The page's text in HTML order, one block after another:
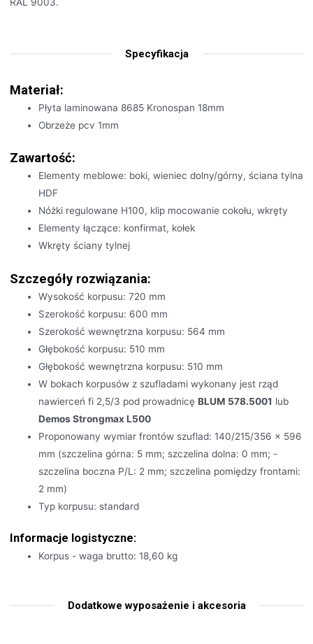
Specyfikacja
Materiał:
Płyta laminowana 8685 Kronospan 18mm
Obrzeże pcv 1mm
Zawartość:
Elementy meblowe: boki, wieniec dolny/górny, ściana tylna
HDF
Nóżki regulowane H100, klip mocowanie cokołu, wkręty
Elementy łączące: konfirmat, kołek
Wkręty ściany tylnej
Szczegóły rozwiązania:
Wysokość korpusu: 720 mm
Szerokość korpusu: 600 mm
Szerokość wewnętrzna korpusu: 564 mm
Głębokość korpusu: 510 mm
Głębokość wewnętrzna korpusu: 510 mm
W bokach korpusów z szufladami wykonany jest rząd
nawierceń fi 2,5/3 pod prowadnicę BLUM 578.5001 lub
Demos Strongmax L500
Proponowany wymiar frontów szuflad: 140/215/356 x 596
mm (szczelina górna: 5 mm; szczelina dolna: 0 mm; -
szczelina boczna P/L: 2 mm; szczelina pomiędzy frontami:
2 mm)
Typ korpusu: standard
Informacje logistyczne:
Korpus - waga brutto: 18,60 kg
Dodatkowe wyposażenie i akcesoria